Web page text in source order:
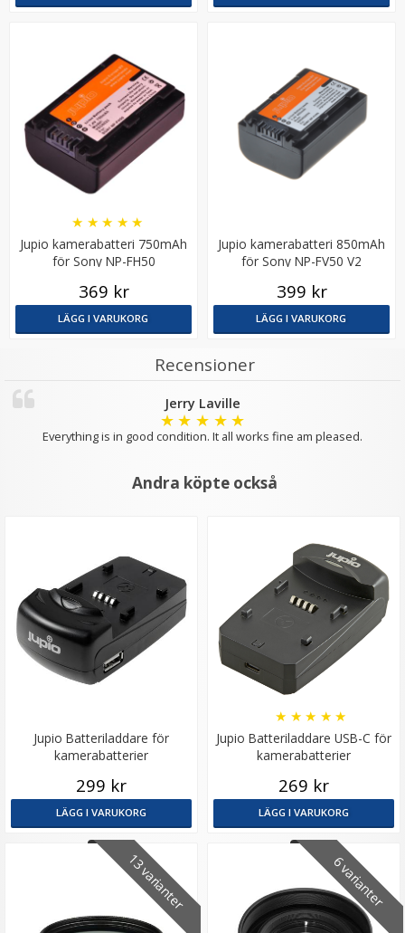
Jupio kamerabatteri 750mAh
för Sony NP-FH50
★ ★ ★ ★ ★
369 kr
LÄGG I VARUKORG
Jupio kamerabatteri 850mAh
för Sony NP-FV50 V2
399 kr
LÄGG I VARUKORG
Recensioner
Jerry Laville
★ ★ ★ ★ ★
Everything is in good condition. It all works fine am pleased.
Andra köpte också
Jupio Batteriladdare för
kamerabatterier
299 kr
LÄGG I VARUKORG
Jupio Batteriladdare USB-C för
kamerabatterier
★ ★ ★ ★ ★
269 kr
LÄGG I VARUKORG
13 varianter 6 varianter